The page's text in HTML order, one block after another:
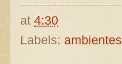
at 4:30
Labels: ambientes